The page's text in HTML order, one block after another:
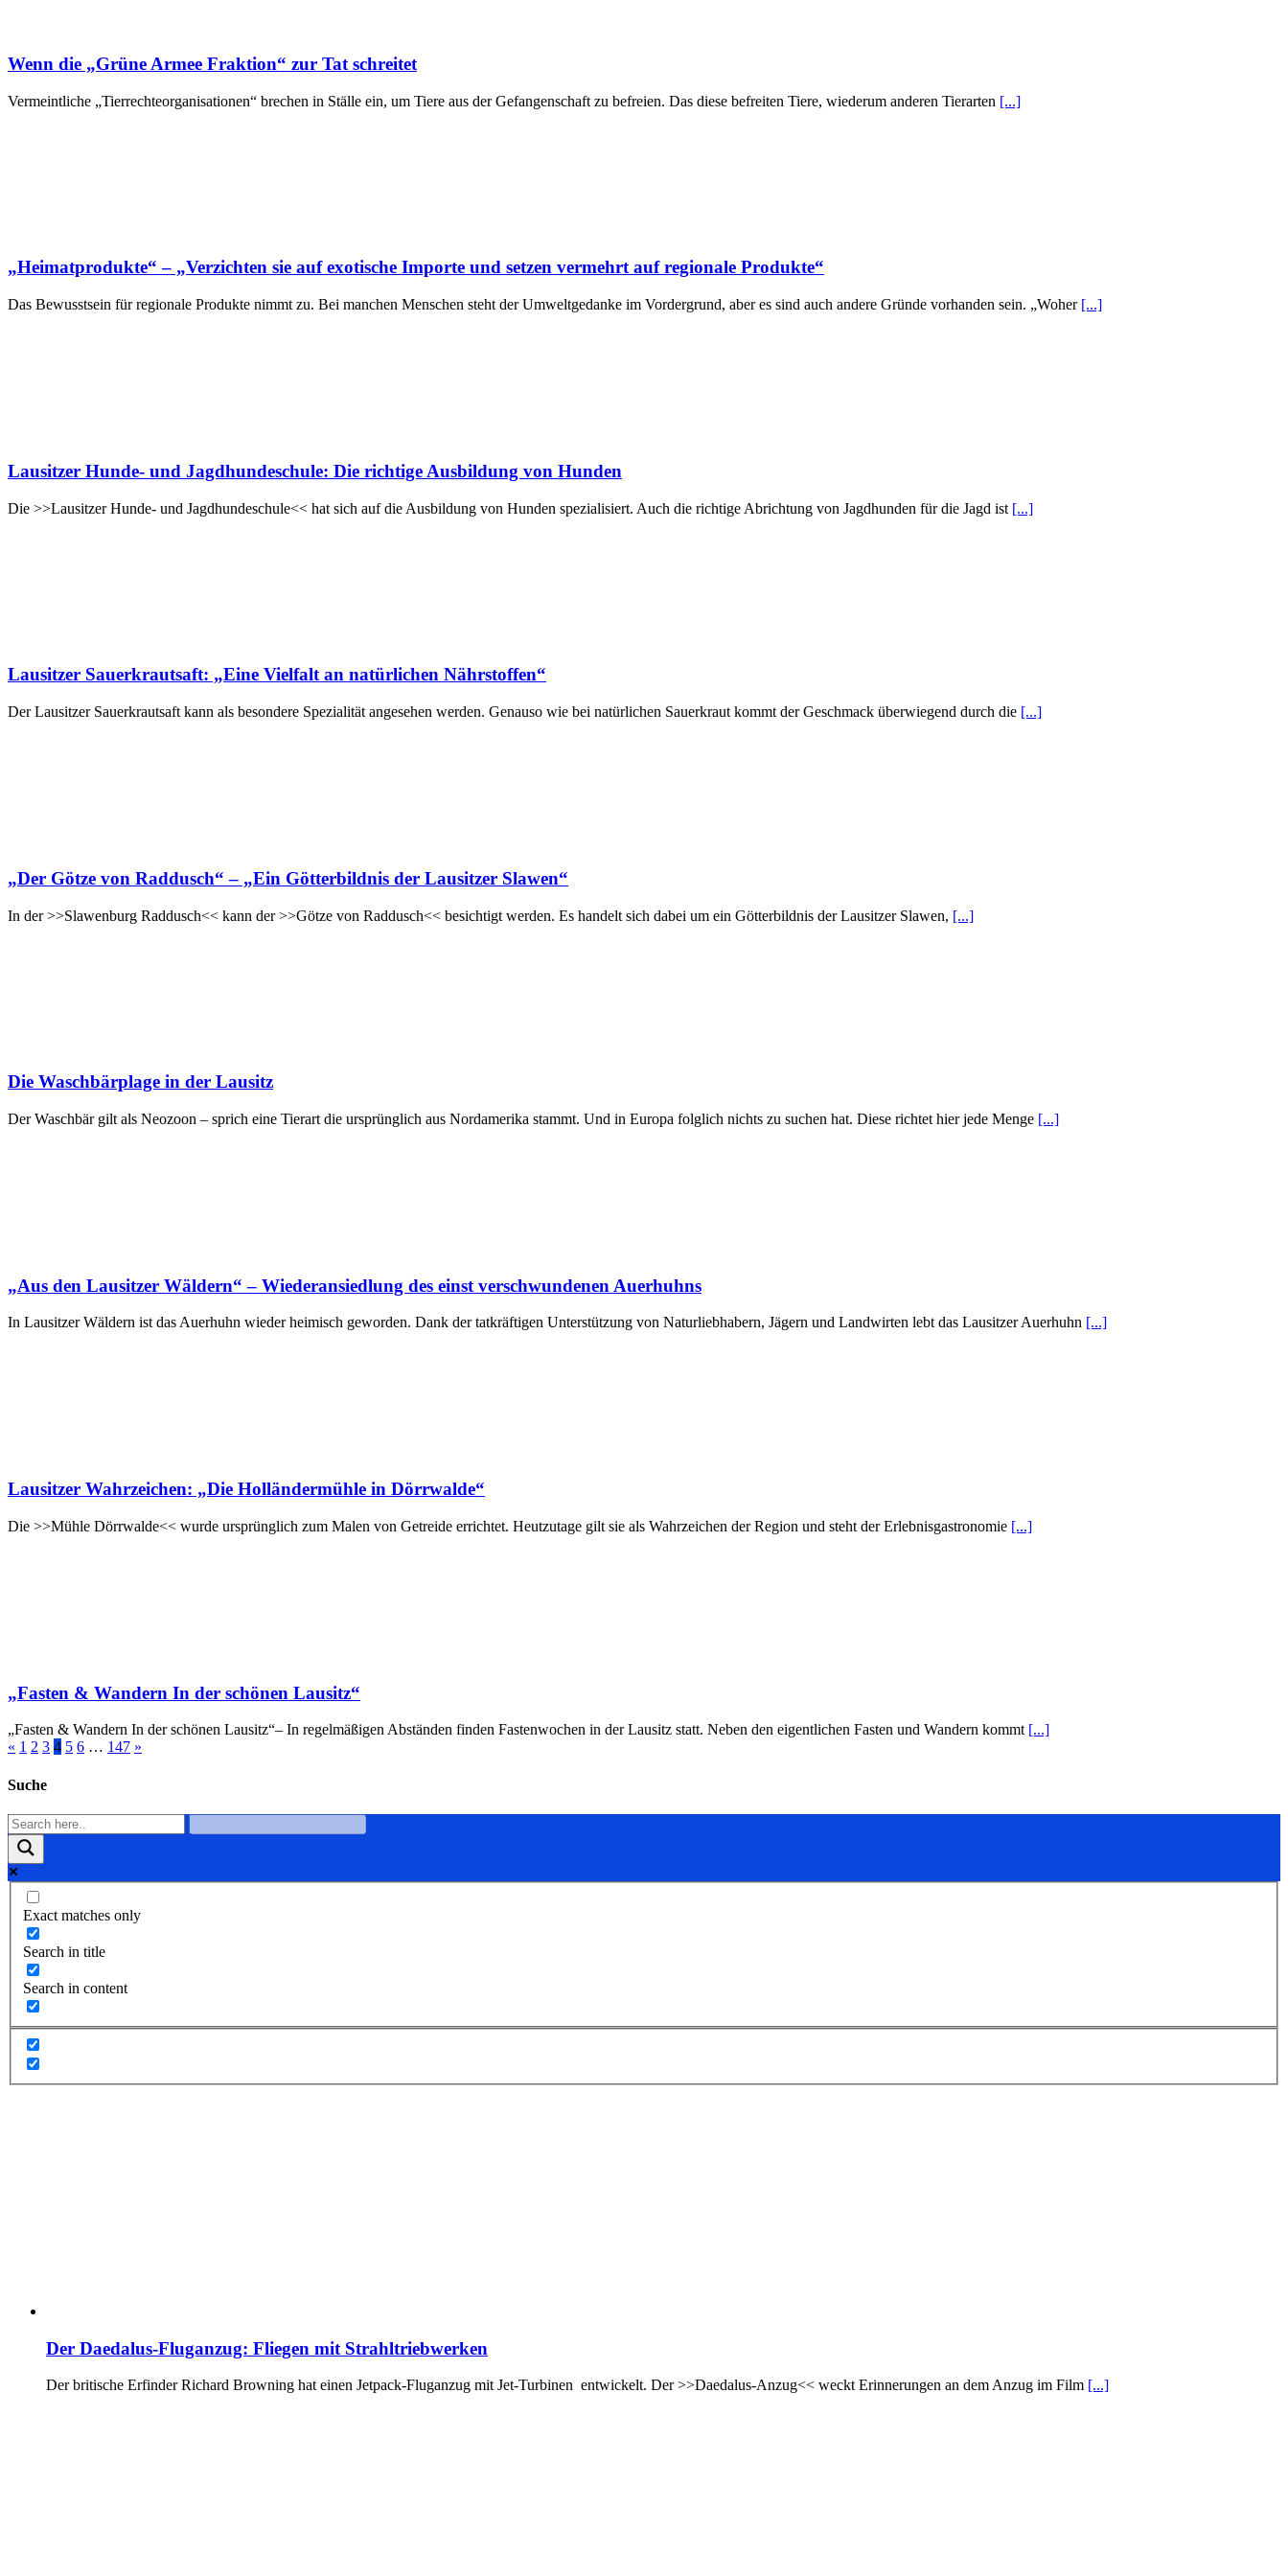
Wenn die „Grüne Armee Fraktion“ zur Tat schreitet
Vermeintliche „Tierrechteorganisationen“ brechen in Ställe ein, um Tiere aus der Gefangenschaft zu befreien. Das diese befreiten Tiere, wiederum anderen Tierarten [...]
„Heimatprodukte“ – „Verzichten sie auf exotische Importe und setzen vermehrt auf regionale Produkte“
Das Bewusstsein für regionale Produkte nimmt zu. Bei manchen Menschen steht der Umweltgedanke im Vordergrund, aber es sind auch andere Gründe vorhanden sein. „Woher [...]
Lausitzer Hunde- und Jagdhundeschule: Die richtige Ausbildung von Hunden
Die >>Lausitzer Hunde- und Jagdhundeschule<< hat sich auf die Ausbildung von Hunden spezialisiert. Auch die richtige Abrichtung von Jagdhunden für die Jagd ist [...]
Lausitzer Sauerkrautsaft: „Eine Vielfalt an natürlichen Nährstoffen“
Der Lausitzer Sauerkrautsaft kann als besondere Spezialität angesehen werden. Genauso wie bei natürlichen Sauerkraut kommt der Geschmack überwiegend durch die [...]
„Der Götze von Raddusch“ – „Ein Götterbildnis der Lausitzer Slawen“
In der >>Slawenburg Raddusch<< kann der >>Götze von Raddusch<< besichtigt werden. Es handelt sich dabei um ein Götterbildnis der Lausitzer Slawen, [...]
Die Waschbärplage in der Lausitz
Der Waschbär gilt als Neozoon – sprich eine Tierart die ursprünglich aus Nordamerika stammt. Und in Europa folglich nichts zu suchen hat. Diese richtet hier jede Menge [...]
„Aus den Lausitzer Wäldern“ – Wiederansiedlung des einst verschwundenen Auerhuhns
In Lausitzer Wäldern ist das Auerhuhn wieder heimisch geworden. Dank der tatkräftigen Unterstützung von Naturliebhabern, Jägern und Landwirten lebt das Lausitzer Auerhuhn [...]
Lausitzer Wahrzeichen: „Die Holländermühle in Dörrwalde“
Die >>Mühle Dörrwalde<< wurde ursprünglich zum Malen von Getreide errichtet. Heutzutage gilt sie als Wahrzeichen der Region und steht der Erlebnisgastronomie [...]
„Fasten & Wandern In der schönen Lausitz“
„Fasten & Wandern In der schönen Lausitz“– In regelmäßigen Abständen finden Fastenwochen in der Lausitz statt. Neben den eigentlichen Fasten und Wandern kommt [...]
« 1 2 3 4 5 6 … 147 »
Suche
Exact matches only
Search in title
Search in content
Der Daedalus-Fluganzug: Fliegen mit Strahltriebwerken
Der britische Erfinder Richard Browning hat einen Jetpack-Fluganzug mit Jet-Turbinen entwickelt. Der >>Daedalus-Anzug<< weckt Erinnerungen an dem Anzug im Film [...]